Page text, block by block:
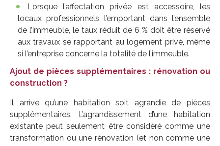
Lorsque l’affectation privée est accessoire, les
locaux professionnels l’emportant dans l’ensemble
de l’immeuble, le taux réduit de 6 % doit être réservé
aux travaux se rapportant au logement privé, même
si l’entreprise concerne la totalité de l’immeuble.
Ajout de pièces supplémentaires : rénovation ou
construction ?
Il arrive qu’une habitation soit agrandie de pièces
supplémentaires. L’agrandissement d’une habitation
existante peut seulement être considéré comme une
transformation ou une rénovation (et non comme une